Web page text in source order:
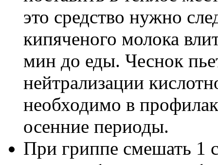
это средство нужно
кипяченого молока
мин до еды. Чеснок
нейтрализации
необходимо в
осенние периоды.
При гриппе смешать 1